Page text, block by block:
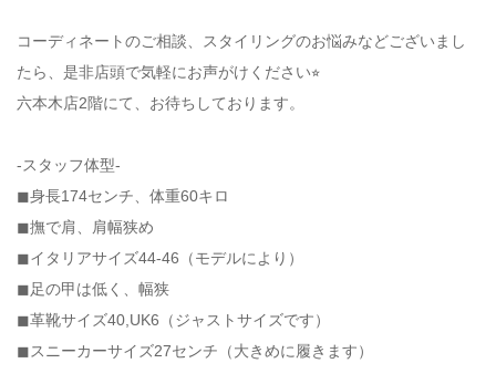
コーディネートのご相談、スタイリングのお悩みなどございまし
たら、是非店頭で気軽にお声がけください⭐︎
六本木店2階にて、お待ちしております。
-スタッフ体型-
◼︎身長174センチ、体重60キロ
◼︎撫で肩、肩幅狭め
◼︎イタリアサイズ44-46（モデルにより）
◼︎足の甲は低く、幅狭
◼︎革靴サイズ40,UK6（ジャストサイズです）
◼︎スニーカーサイズ27センチ（大きめに履きます）